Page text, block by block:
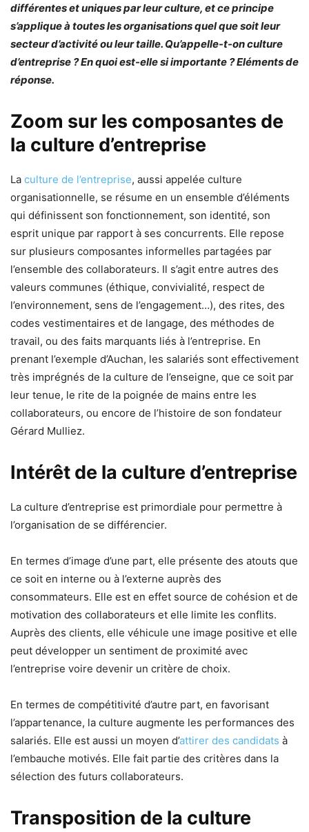
différentes et uniques par leur culture, et ce principe
s’applique à toutes les organisations quel que soit leur
secteur d’activité ou leur taille. Qu’appelle-t-on culture
d’entreprise ? En quoi est-elle si importante ? Eléments de
réponse.
Zoom sur les composantes de
la culture d’entreprise
La culture de l’entreprise, aussi appelée culture
organisationnelle, se résume en un ensemble d’éléments
qui définissent son fonctionnement, son identité, son
esprit unique par rapport à ses concurrents. Elle repose
sur plusieurs composantes informelles partagées par
l’ensemble des collaborateurs. Il s’agit entre autres des
valeurs communes (éthique, convivialité, respect de
l’environnement, sens de l’engagement…), des rites, des
codes vestimentaires et de langage, des méthodes de
travail, ou des faits marquants liés à l’entreprise. En
prenant l’exemple d’Auchan, les salariés sont effectivement
très imprégnés de la culture de l’enseigne, que ce soit par
leur tenue, le rite de la poignée de mains entre les
collaborateurs, ou encore de l’histoire de son fondateur
Gérard Mulliez.
Intérêt de la culture d’entreprise
La culture d’entreprise est primordiale pour permettre à
l’organisation de se différencier.
En termes d’image d’une part, elle présente des atouts que
ce soit en interne ou à l’externe auprès des
consommateurs. Elle est en effet source de cohésion et de
motivation des collaborateurs et elle limite les conflits.
Auprès des clients, elle véhicule une image positive et elle
peut développer un sentiment de proximité avec
l’entreprise voire devenir un critère de choix.
En termes de compétitivité d’autre part, en favorisant
l’appartenance, la culture augmente les performances des
salariés. Elle est aussi un moyen d’attirer des candidats à
l’embauche motivés. Elle fait partie des critères dans la
sélection des futurs collaborateurs.
Transposition de la culture